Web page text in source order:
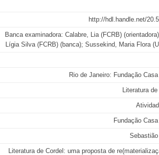
http://hdl.handle.net/
Banca examinadora: Calabre, Lia (FCRB)
Lígia Silva (FCRB) (banca); Sussekind, Maria Flora
Rio de Janeiro: Fundação
Literatura
Fundação
Literatura de Cordel: uma proposta de